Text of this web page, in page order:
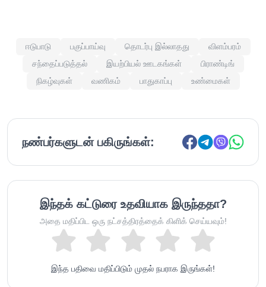
ஈடுபாடு பகுப்பாய்வு தொடர்பு இல்லாதது
விளம்பரம்
சந்தைப்படுத்தல்
இயற்பியல் ஊடகங்கள்
பிராண்டிங்
நிகழ்வுகள்
வணிகம் பாதுகாப்பு உண்மைகள்
நண்பர்களுடன் பகிருங்கள்:
இந்தக் கட்டுரை உதவியாக இருந்ததா?
அதை மதிப்பிட ஒரு நட்சத்திரத்தைக் கிளிக் செய்யவும்!
இந்த பதிவை மதிப்பிடும் முதல் நபராக இருங்கள்!